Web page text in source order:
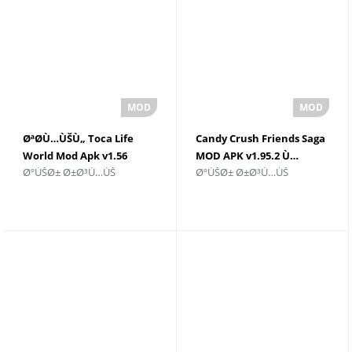
ØªØ­Ù…ÙŠÙ„ Toca Life
World Mod Apk v1.56
Ù„Ø£Ø¬Ù‡Ø²Ø©
ØºÙŠØ± Ø±Ø³Ù…ÙŠ
Candy Crush Friends Saga
MOD APK v1.95.2 Ù…
ÙØªÙˆØ­ Ù„Ø¬Ù…ÙŠØ¹
ØºÙŠØ± Ø±Ø³Ù…ÙŠ